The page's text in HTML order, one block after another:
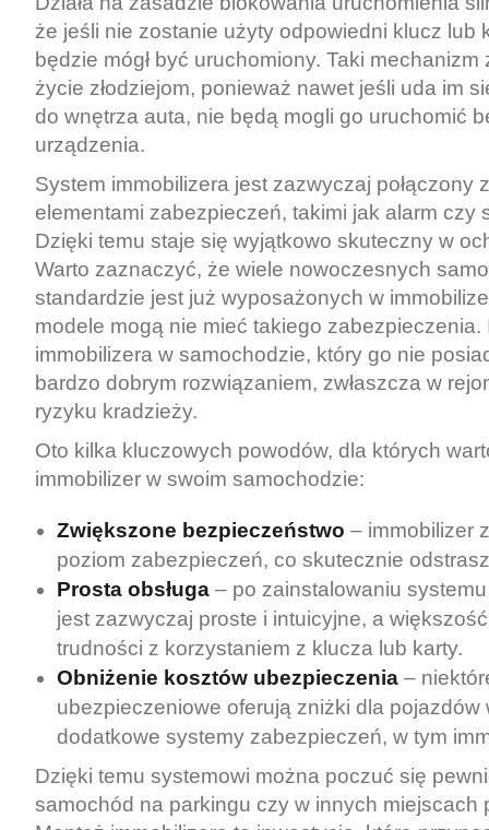
że jeśli nie zostanie użyty odpowiedni klucz lub
będzie mógł być uruchomiony. Taki
życie złodziejom, ponieważ nawet jeśli uda im
do wnętrza auta, nie będą mogli go uruchomić
urządzenia.
System immobilizera jest zazwyczaj połączony
elementami zabezpieczeń, takimi jak alarm czy
Dzięki temu staje się wyjątkowo skuteczny w
Warto zaznaczyć, że wiele nowoczesnych
standardzie jest już wyposażonych w
modele mogą nie mieć takiego zabezpieczenia.
immobilizera w samochodzie, który go nie
bardzo dobrym rozwiązaniem, zwłaszcza w
ryzyku kradzieży.
Oto kilka kluczowych powodów, dla których
immobilizer w swoim samochodzie:
Zwiększone bezpieczeństwo – immobilizer
poziom zabezpieczeń, co skutecznie
Prosta obsługa – po zainstalowaniu
jest zazwyczaj proste i intuicyjne, a
trudności z korzystaniem z klucza lub karty.
Obniżenie kosztów ubezpieczenia –
ubezpieczeniowe oferują zniżki dla
dodatkowe systemy zabezpieczeń, w tym
Dzięki temu systemowi można poczuć się
samochód na parkingu czy w innych miejscach